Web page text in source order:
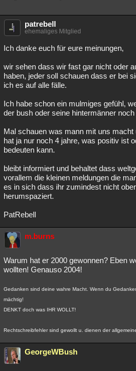
patrebell
ehemaliges Mitglied
Ich danke euch für eure meinungen,
wir sehen dass wir fast gar nicht oder
haben, jeder soll schauen dass er bei
ich es auf alle fälle.
Ich habe schon ein mulmiges gefühl,
der bush oder seine hintermänner
Mal schauen was mann mit uns
hat ja nur noch 4 jahre, was positiv ist
bedeuten kann.
bleibt informiert und behaltet dass
vorallem die kleinen meldungen die
es in sich dass ihr zumindest nicht
herumspaziert.
PatRebell
m.burns
Warum hat er 2000 gewonnen? Eben
wollten! Genauso 2004!
Gedanken sind deine wahre Macht. Wenn du
mächtig!
DENKT doch was IHR WOLLT!
Rechtschreibfehler sind gewollt u. dienen der
GeorgeWBush